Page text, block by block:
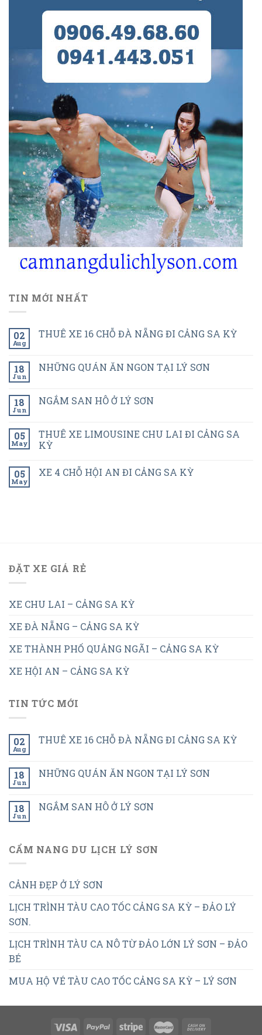
TIN MỚI NHẤT
02
Aug
THUÊ XE 16 CHỖ ĐÀ NẴNG ĐI CẢNG SA KỲ
18
Jun
NHỮNG QUÁN ĂN NGON TẠI LÝ SƠN
18
Jun
NGẮM SAN HÔ Ở LÝ SƠN
05
May
THUÊ XE LIMOUSINE CHU LAI ĐI CẢNG SA
KỲ
05
May
XE 4 CHỖ HỘI AN ĐI CẢNG SA KỲ
ĐẶT XE GIÁ RẺ
XE CHU LAI – CẢNG SA KỲ
XE ĐÀ NẴNG – CẢNG SA KỲ
XE THÀNH PHỐ QUẢNG NGÃI – CẢNG SA KỲ
XE HỘI AN – CẢNG SA KỲ
TIN TỨC MỚI
02
Aug
THUÊ XE 16 CHỖ ĐÀ NẴNG ĐI CẢNG SA KỲ
18
Jun
NHỮNG QUÁN ĂN NGON TẠI LÝ SƠN
18
Jun
NGẮM SAN HÔ Ở LÝ SƠN
CẨM NANG DU LỊCH LÝ SƠN
CẢNH ĐẸP Ở LÝ SƠN
LỊCH TRÌNH TÀU CAO TỐC CẢNG SA KỲ – ĐẢO LÝ
SƠN.
LỊCH TRÌNH TÀU CA NÔ TỪ ĐẢO LỚN LÝ SƠN – ĐẢO
BÉ
MUA HỘ VÉ TÀU CAO TỐC CẢNG SA KỲ – LÝ SƠN